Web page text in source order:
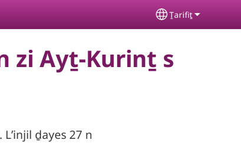
Select your
Ṯarifiṯ
zi Ayṯ-Kurinṯ s
. Lʼinjil ḏayes 27 n